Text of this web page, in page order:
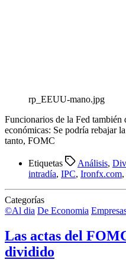
rp_EEUU-mano.jpg
Funcionarios de la Fed también
económicas: Se podría rebajar
tanto, FOMC
Etiquetas Análisis,
intradía, IPC, Ironfx.com,
Categorías
©Al dia De Economia
Las actas del
dividido